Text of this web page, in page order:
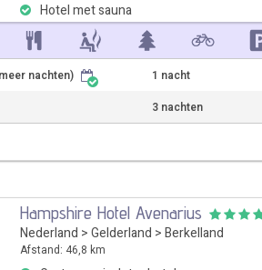
Hotel met sauna
nachten) 1 nacht
3 nachten
Hampshire Hotel Avenarius
Nederland > Gelderland > Berkelland
Afstand: 46,8 km